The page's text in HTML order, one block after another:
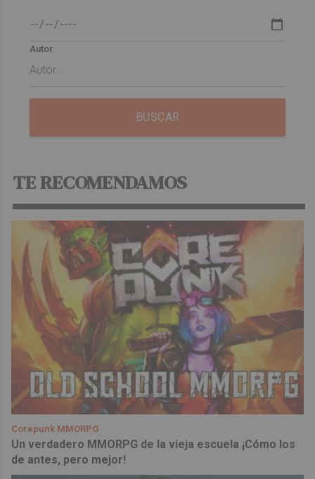
Autor
BUSCAR
TE RECOMENDAMOS
Corepunk MMORPG
Un verdadero MMORPG de la vieja escuela ¡Cómo los
de antes, pero mejor!